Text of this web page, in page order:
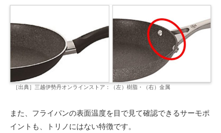
［出典］三越伊勢丹オンラインストア：（左）樹脂・（右）金属
また、フライパンの表面温度を目で見て確認できるサーモポ
イントも、トリノにはない特徴です。